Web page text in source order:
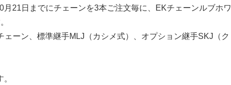
月21日までにチェーンを3本ご注文毎に、EKチェーンルブホワ
ェーン、標準継手MLJ（カシメ式）、オプション継手SKJ（ク